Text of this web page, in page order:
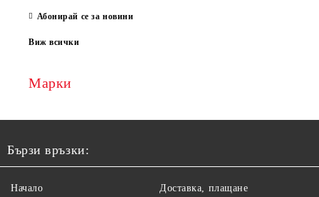
Абонирай се за новини
Виж всички
Марки
Бързи връзки:
Начало Доставка, плащане